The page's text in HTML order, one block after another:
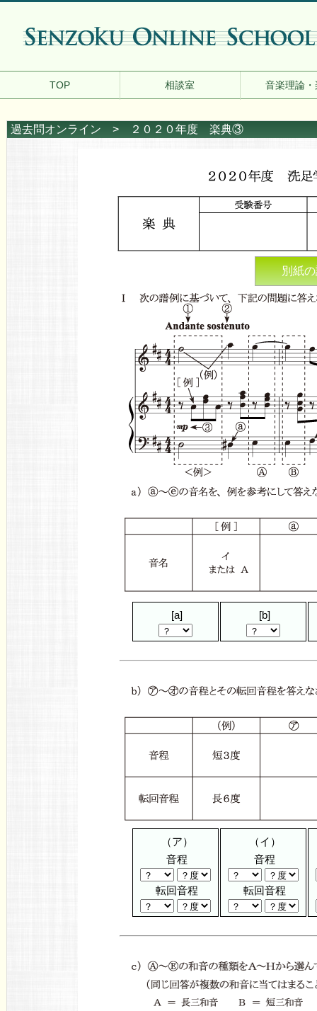
TOP 相談室 音楽理論
過去問オンライン > ２０２０年度 楽典③
別紙
[a] [b]
（ア）
音程
転回音程
（イ）
音程
転回音程